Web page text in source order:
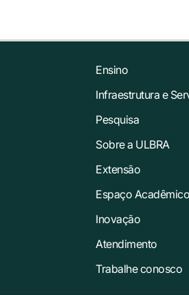
Ensino
Infraestrutura e
Pesquisa
Sobre a ULBRA
Extensão
Espaço Acadêmico
Inovação
Atendimento
Trabalhe conosco